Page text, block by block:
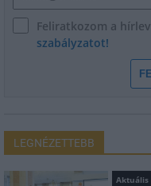
Feliratkozom a
szabályzatot!
LEGNÉZETTEBB
Aktuális